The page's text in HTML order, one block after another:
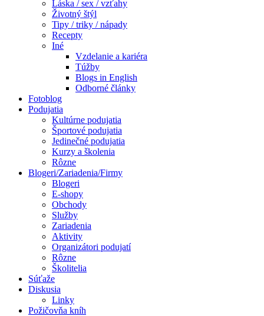
Láska / sex / vzťahy
Životný štýl
Tipy / triky / nápady
Recepty
Iné
Vzdelanie a kariéra
Túžby
Blogs in English
Odborné články
Fotoblog
Podujatia
Kultúrne podujatia
Športové podujatia
Jedinečné podujatia
Kurzy a školenia
Rôzne
Blogeri/Zariadenia/Firmy
Blogeri
E-shopy
Obchody
Služby
Zariadenia
Aktivity
Organizátori podujatí
Rôzne
Školitelia
Súťaže
Diskusia
Linky
Požičovňa kníh